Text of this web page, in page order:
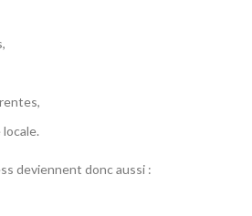
deviennent donc aussi :